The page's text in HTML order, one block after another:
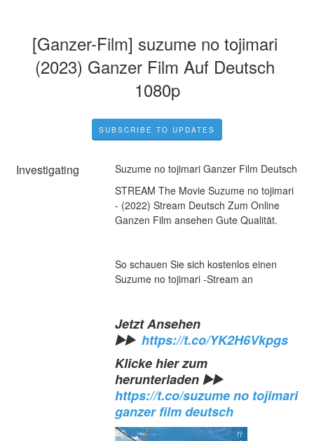
[Ganzer-Film] suzume no tojimari
(2023) Ganzer Film Auf Deutsch
1080p
SUBSCRIBE TO UPDATES
Investigating
Suzume no tojimari Ganzer Film Deutsch
STREAM The Movie Suzume no tojimari
- (2022) Stream Deutsch Zum Online
Ganzen Film ansehen Gute Qualität.
So schauen Sie sich kostenlos einen
Suzume no tojimari -Stream an
Jetzt Ansehen
▶️▶️ https://t.co/YK2H6Vkpgs
Klicke hier zum
herunterladen
https://t.co/suzume no tojimari
ganzer film deutsch